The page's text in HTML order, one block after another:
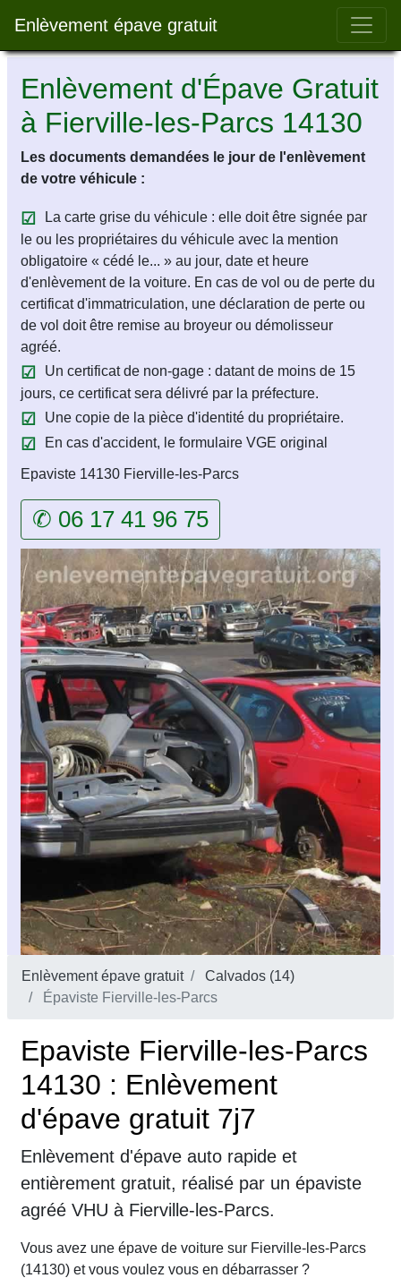
Enlèvement épave gratuit Bar
Enlèvement d'Épave Gratuit
à Fierville-les-Parcs 14130
Les documents demandées le jour de l'enlèvement
de votre véhicule :
La carte grise du véhicule : elle doit être signée par
le ou les propriétaires du véhicule avec la mention
obligatoire « cédé le... » au jour, date et heure
d'enlèvement de la voiture. En cas de vol ou de perte du
certificat d'immatriculation, une déclaration de perte ou
de vol doit être remise au broyeur ou démolisseur
agréé.
Un certificat de non-gage : datant de moins de 15
jours, ce certificat sera délivré par la préfecture.
Une copie de la pièce d'identité du propriétaire.
En cas d'accident, le formulaire VGE original
Epaviste 14130 Fierville-les-Parcs
✆ 06 17 41 96 75
Enlèvement épave gratuit
Calvados (14)
Épaviste Fierville-les-Parcs
Epaviste Fierville-les-Parcs
14130 : Enlèvement
d'épave gratuit 7j7
Enlèvement d'épave auto rapide et
entièrement gratuit, réalisé par un épaviste
agréé VHU à Fierville-les-Parcs.
Vous avez une épave de voiture sur Fierville-les-Parcs
(14130) et vous voulez vous en débarrasser ?